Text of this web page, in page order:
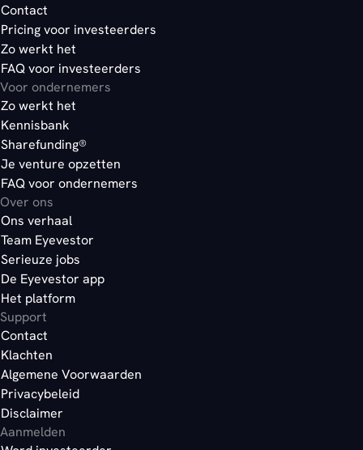
Contact
Pricing voor investeerders
Zo werkt het
FAQ voor investeerders
Voor ondernemers
Zo werkt het
Kennisbank
Sharefunding®
Je venture opzetten
FAQ voor ondernemers
Over ons
Ons verhaal
Team Eyevestor
Serieuze jobs
De Eyevestor app
Het platform
Support
Contact
Klachten
Algemene Voorwaarden
Privacybeleid
Disclaimer
Aanmelden